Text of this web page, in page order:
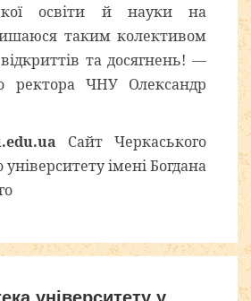
освіти й науки на
таким колективом
та досягнень! —
ректора ЧНУ Олександр
Сайт Черкаського
імені Богдана